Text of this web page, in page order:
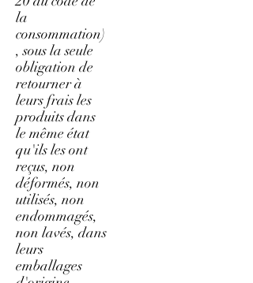
la
consommation)
, sous la seule
obligation de
retourner à
leurs frais les
produits dans
le même état
qu'ils les ont
reçus, non
déformés, non
utilisés, non
endommagés,
non lavés, dans
leurs
emballages